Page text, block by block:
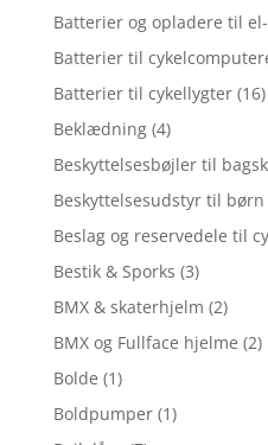
Batterier og opladere til
Batterier til
Batterier til cykellygter (16)
Beklædning (4)
Beskyttelsesbøjler til
Beskyttelsesudstyr til børn
Beslag og reservedele til
Bestik & Sporks (3)
BMX & skaterhjelm (2)
BMX og Fullface hjelme (2)
Bolde (1)
Boldpumper (1)